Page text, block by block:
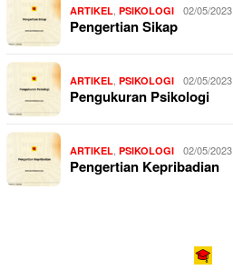
ARTIKEL PSIKOLOGI 02/05/2023
Pengertian Sikap
ARTIKEL PSIKOLOGI 02/05/2023
Pengukuran Psikologi
ARTIKEL PSIKOLOGI 02/05/2023
Pengertian Kepribadian